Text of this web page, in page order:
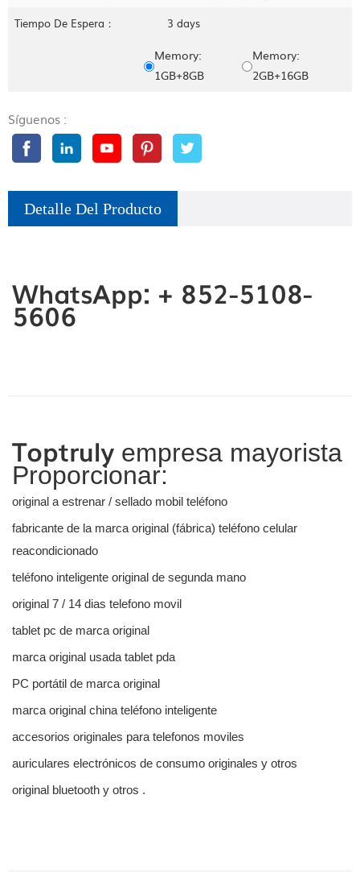
Tiempo De Espera： 3 days
Memory:
1GB+8GB
Memory:
2GB+16GB
Síguenos :
Detalle Del Producto
WhatsApp: + 852-5108-
5606
Toptruly empresa mayorista
Proporcionar:
original a estrenar / sellado mobil teléfono
fabricante de la marca original (fábrica) teléfono celular
reacondicionado
teléfono inteligente original de segunda mano
original 7 / 14 dias telefono movil
tablet pc de marca original
marca original usada tablet pda
PC portátil de marca original
marca original china teléfono inteligente
accesorios originales para telefonos moviles
auriculares electrónicos de consumo originales y otros
original bluetooth y otros .